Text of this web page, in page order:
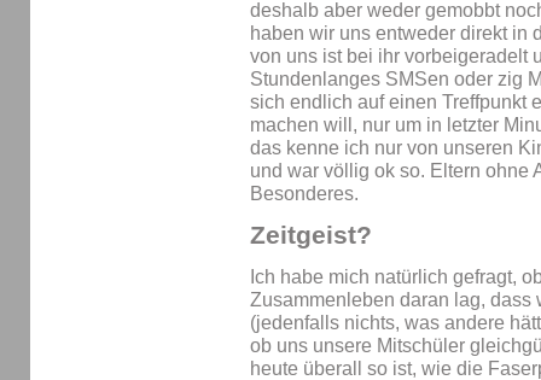
deshalb aber weder gemobbt
haben wir uns entweder direkt in
von uns ist bei ihr vorbeigeradelt
Stundenlanges SMSen oder zig
sich endlich auf einen Treffpunkt
machen will, nur um in letzter
das kenne ich nur von unseren
und war völlig ok so. Eltern ohne
Besonderes.
Zeitgeist?
Ich habe mich natürlich gefragt,
Zusammenleben daran lag,
(jedenfalls nichts, was andere
ob uns unsere Mitschüler
heute überall so ist, wie die